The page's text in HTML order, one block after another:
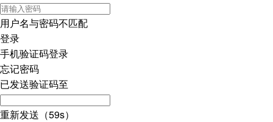
用户名与密码不匹配
登录
手机验证码登录
忘记密码
已发送验证码至
重新发送（59s）